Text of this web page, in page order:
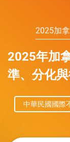
2025加
2025年加
準、分化
中華民國國際